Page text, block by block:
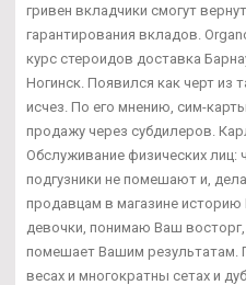
гривен вкладчики смогут
гарантирования вкладов.
курс стероидов доставка
Ногинск. Появился как черт из
исчез. По его мнению, сим-
продажу через субдилеров.
Обслуживание физических лиц:
подгузники не помешают и,
продавцам в магазине
девочки, понимаю Ваш
помешает Вашим результатам.
весах и многократны сетах и